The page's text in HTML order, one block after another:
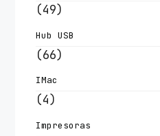
(49)
Hub USB
(66)
IMac
(4)
Impresoras